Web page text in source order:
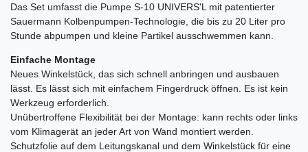
Das Set umfasst die Pumpe S-10 UNIVERS'L mit patentierter
Sauermann Kolbenpumpen-Technologie, die bis zu 20 Liter pro
Stunde abpumpen und kleine Partikel ausschwemmen kann.
Einfache Montage
Neues Winkelstück, das sich schnell anbringen und ausbauen
lässt. Es lässt sich mit einfachem Fingerdruck öffnen. Es ist kein
Werkzeug erforderlich.
Unübertroffene Flexibilität bei der Montage: kann rechts oder links
vom Klimagerät an jeder Art von Wand montiert werden.
Schutzfolie auf dem Leitungskanal und dem Winkelstück für eine